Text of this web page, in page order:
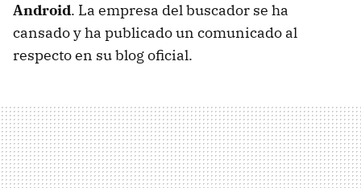
Android. La empresa del buscador se ha
cansado y ha publicado un comunicado al
respecto en su blog oficial.